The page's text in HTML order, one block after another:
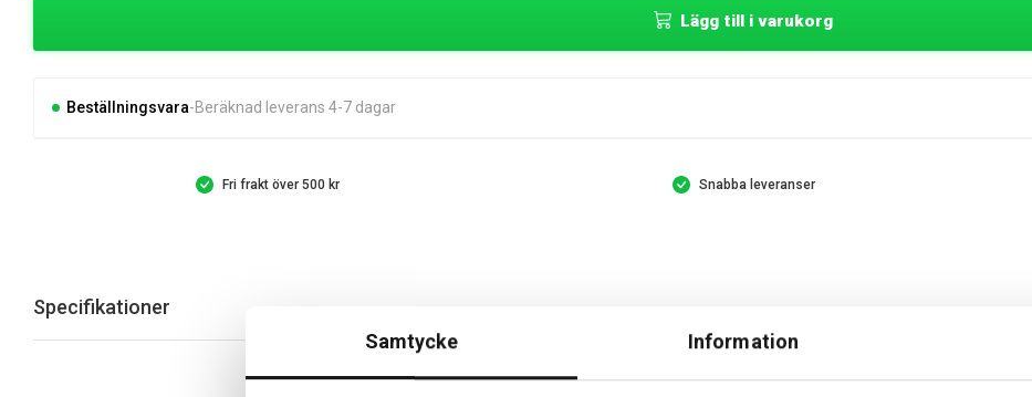
Samtycke Information
Lägg till i varukorg
Beställningsvara Beräknad leverans 4-7 dagar
Fri frakt över 500 kr Snabba leveranser
Specifikationer